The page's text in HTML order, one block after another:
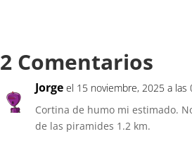
2 Comentarios
Jorge el 15 noviembre, 2025 a las
Cortina de humo mi estimado.
de las piramides 1.2 km.